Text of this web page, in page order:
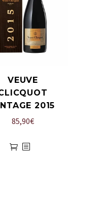
VEUVE
2015
85,90€